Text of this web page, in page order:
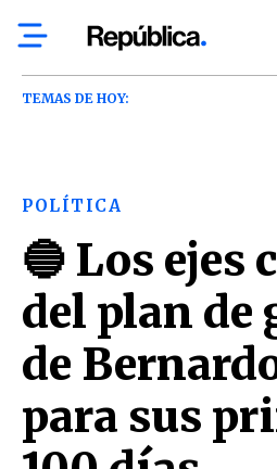
TEMAS DE HOY:
POLÍTICA
🔵 Los ejes
del plan de
de
para sus